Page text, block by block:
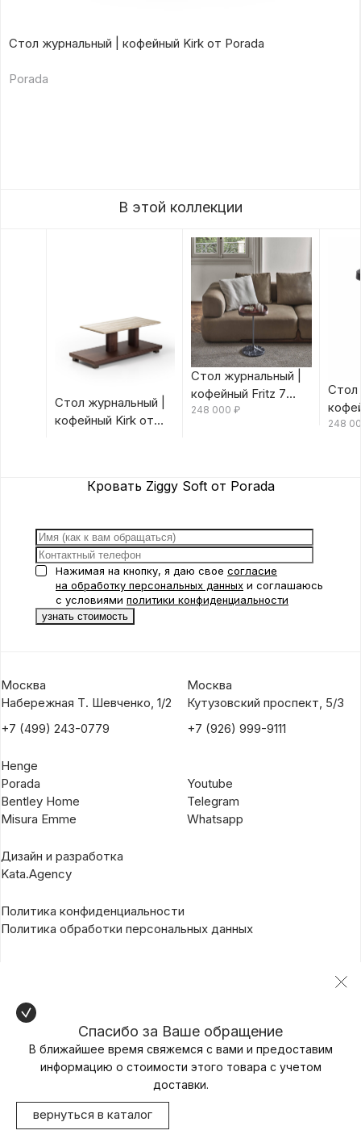
Стол журнальный | кофейный Kirk от Porada
Porada
В этой коллекции
Стол журнальный |
кофейный Kirk от
Стол журнальный |
кофейный Fritz 7
Canaletta/Rosso
248 000 ₽
Стол
248
Кровать Ziggy Soft от Porada
Нажимая на кнопку, я даю свое согласие
на обработку персональных данных и соглашаюсь
с условиями политики конфиденциальности
Москва
Набережная Т. Шевченко, 1/2
+7 (499) 243-0779
Москва
Кутузовский проспект, 5/3
+7 (926) 999-9111
Henge
Porada
Bentley Home
Misura Emme
Youtube
Telegram
Whatsapp
Дизайн и разработка
Kata.Agency
Политика конфиденциальности
Политика обработки персональных данных
Спасибо за Ваше обращение
В ближайшее время свяжемся с вами и предоставим
информацию о стоимости этого товара с учетом
доставки.
вернуться в каталог